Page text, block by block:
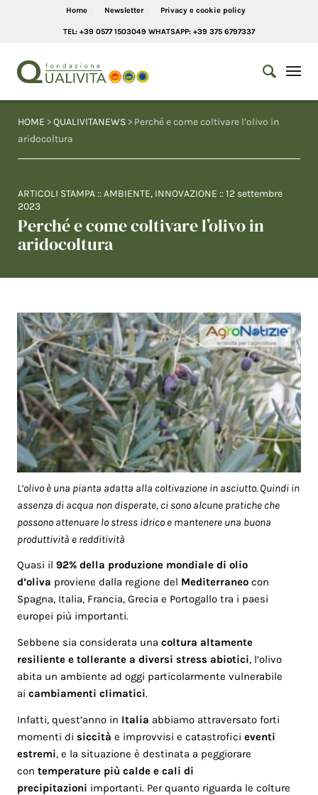
Home Newsletter Privacy e cookie policy
TEL: +39 0577 1503049 WHATSAPP: +39 375 6797337
HOME >QUALIVITANEWS > Perché e come coltivare l’olivo in
aridocoltura
ARTICOLI STAMPA ::AMBIENTE, INNOVAZIONE ::12 settembre
2023
Perché e come coltivare l’olivo in
aridocoltura
L’olivo è una pianta adatta alla coltivazione in asciutto. Quindi in
assenza di acqua non disperate, ci sono alcune pratiche che
possono attenuare lo stress idrico e mantenere una buona
produttività e redditività
Quasi il92% della produzione mondiale di olio
d’oliva proviene dalla regione del Mediterraneo con
Spagna, Italia, Francia, Grecia e Portogallo tra i paesi
europei più importanti.
Sebbene sia considerata unacoltura altamente
resiliente e tollerante a diversi stress abiotici, l’olivo
abita un ambiente ad oggi particolarmente vulnerabile
aicambiamenti climatici.
Infatti, quest’anno in Italia abbiamo attraversato forti
momenti disiccità e improvvisi e catastroficieventi
estremi, e la situazione è destinata a peggiorare
contemperature più calde e cali di
precipitazioni importanti. Per quanto riguarda le colture